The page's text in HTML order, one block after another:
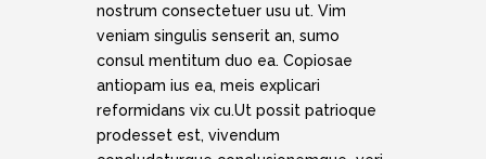
nostrum consectetuer usu ut. Vim
veniam singulis senserit an, sumo
consul mentitum duo ea. Copiosae
antiopam ius ea, meis explicari
reformidans vix cu.Ut possit patrioque
prodesset est, vivendum